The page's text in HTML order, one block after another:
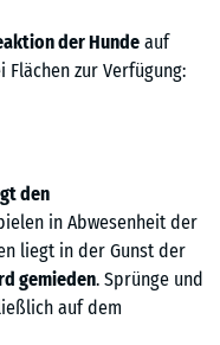
der Hunde auf
zur Verfügung:
den
in Abwesenheit der
liegt in der Gunst der
gemieden. Sprünge und
auf dem